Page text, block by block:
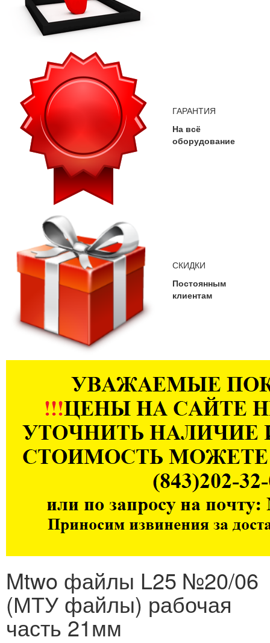
ГАРАНТИЯ
На всё
оборудование
СКИДКИ
Постоянным
клиентам
Mtwo файлы L25 №20/06
(МТУ файлы) рабочая
часть 21мм